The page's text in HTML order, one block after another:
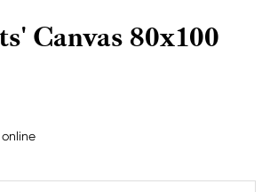
Canvas 80x100